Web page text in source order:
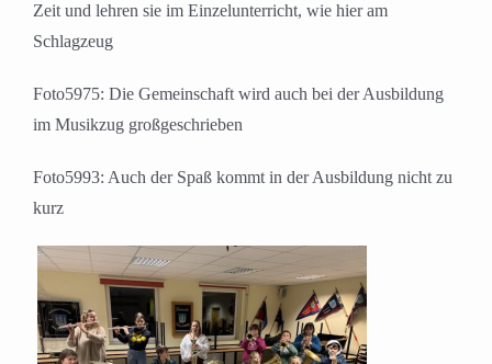
Zeit und lehren sie im Einzelunterricht, wie hier am
Schlagzeug
Foto5975: Die Gemeinschaft wird auch bei der Ausbildung
im Musikzug großgeschrieben
Foto5993: Auch der Spaß kommt in der Ausbildung nicht zu
kurz